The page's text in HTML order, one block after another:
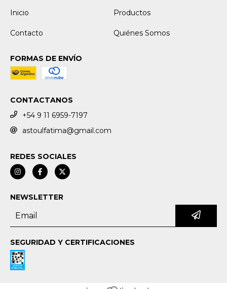
Inicio
Productos
Contacto Quiénes Somos
FORMAS DE ENVÍO
CONTACTANOS
+54 9 11 6959-7197
astoulfatima@gmail.com
REDES SOCIALES
NEWSLETTER
SEGURIDAD Y CERTIFICACIONES